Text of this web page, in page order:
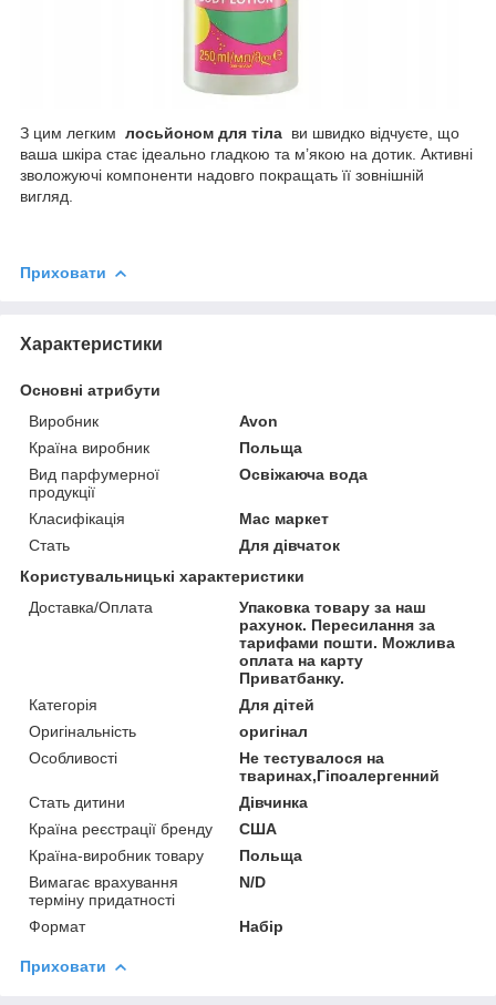
З цим легким лосьйоном для тіла ви швидко відчуєте, що
ваша шкіра стає ідеально гладкою та м’якою на дотик. Активні
зволожуючі компоненти надовго покращать її зовнішній
вигляд.
Приховати
Характеристики
Основні атрибути
Виробник
Avon
Країна виробник
Польща
Вид парфумерної
продукції
Освіжаюча вода
Класифікація
Мас маркет
Стать
Для дівчаток
Користувальницькі характеристики
Доставка/Оплата
Упаковка товару за наш
рахунок. Пересилання за
тарифами пошти. Можлива
оплата на карту
Приватбанку.
Категорія
Для дітей
Оригінальність
оригінал
Особливості
Не тестувалося на
тваринах,Гіпоалергенний
Стать дитини
Дівчинка
Країна реєстрації бренду
США
Країна-виробник товару
Польща
Вимагає врахування
терміну придатності
N/D
Формат Набір
Приховати